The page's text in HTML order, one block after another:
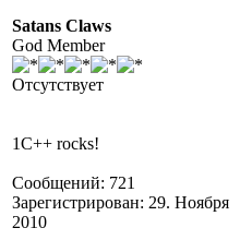
Satans Claws
God Member
Отсутствует
1C++ rocks!
Сообщений: 721
Зарегистрирован: 29. Ноября
2010